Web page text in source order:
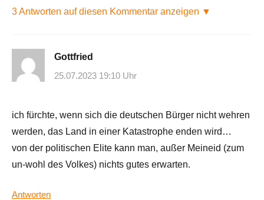
3 Antworten auf diesen Kommentar anzeigen ▼
Gottfried
25.07.2023 19:10 Uhr
ich fürchte, wenn sich die deutschen Bürger nicht wehren
werden, das Land in einer Katastrophe enden wird…
von der politischen Elite kann man, außer Meineid (zum
un-wohl des Volkes) nichts gutes erwarten.
Antworten